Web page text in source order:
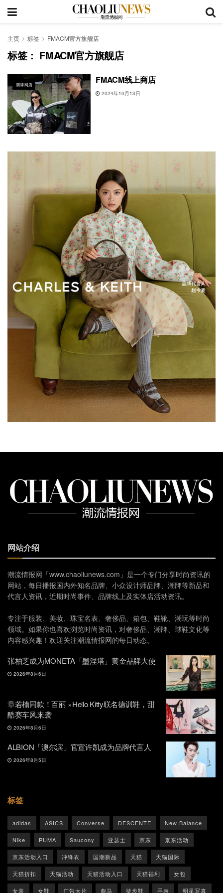
主页 标签 FMACM官方旗舰店
标签： FMACM官方旗舰店
潮牌网店 FMACM线上商店
2024年10月13日
网站介绍
潮流情报网「www.chaoliunews.com」是一个专门分享时尚资讯的
网站，每日播报国内外知名品牌、小众设计师品牌、潮牌等新品和
代言人资讯，近期时尚事件、品牌线上及实体店活动资讯。
专注于服装、美妆、珠宝名表、奢侈品、箱包、鞋靴、潮玩等时尚
领域。如果你也喜欢浏览时尚资讯，对奢侈品、潮牌、球鞋文化等
内容感兴趣！欢迎关注潮流情报网的每日动态。
张柏芝成为MONETA「墨涅塔」黄金品牌大使
2026年8月6日
章若楠同款！百丽 ×Hello Kitty联名德训鞋，甜
酷赛车风来袭
2026年8月6日
ALBION「澳尔滨」官宣许凯成为品牌代言人
2026年8月5日
标签
adidas ASICS Converse DESCENTE New Balance
Nike PUMA Saucony 亚瑟士 京东 京东活动
京东活动入口 冲锋衣 国潮新品 天猫 天猫国际
天猫折扣 天猫活动 天猫活动入口 天猫福利 女包
女装 女鞋 广告大片 彪马 徒步鞋 手表 明星写真